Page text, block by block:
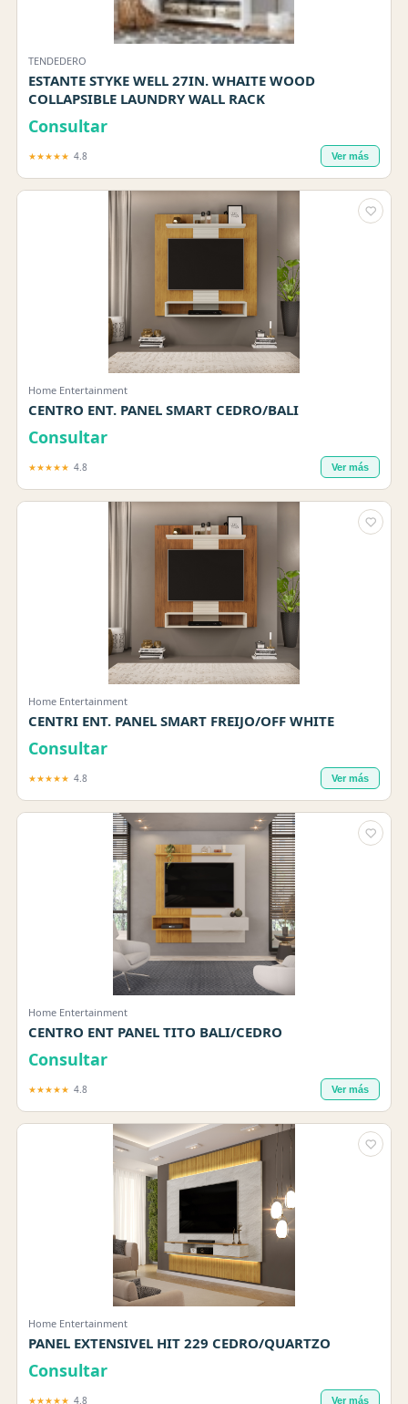
TENDEDERO
ESTANTE STYKE WELL 27IN. WHAITE WOOD
COLLAPSIBLE LAUNDRY WALL RACK
Consultar
★★★★★ 4.8 Ver más
Home Entertainment
CENTRO ENT. PANEL SMART CEDRO/BALI
Consultar
★★★★★ 4.8 Ver más
Home Entertainment
CENTRI ENT. PANEL SMART FREIJO/OFF WHITE
Consultar
★★★★★ 4.8 Ver más
Home Entertainment
CENTRO ENT PANEL TITO BALI/CEDRO
Consultar
★★★★★ 4.8 Ver más
Home Entertainment
PANEL EXTENSIVEL HIT 229 CEDRO/QUARTZO
Consultar
★★★★★ 4.8 Ver más